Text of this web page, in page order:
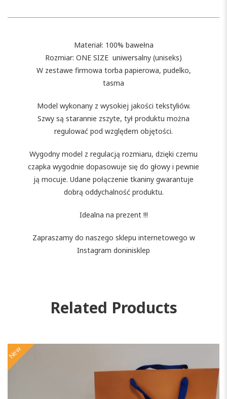
Materiał: 100% bawełna
Rozmiar: ONE SIZE uniwersalny (uniseks)
W zestawe firmowa torba papierowa, pudelko,
tasma
Model wykonany z wysokiej jakości tekstyliów.
Szwy są starannie zszyte, tył produktu można
regulować pod względem objętości.
Wygodny model z regulacją rozmiaru, dzięki czemu
czapka wygodnie dopasowuje się do głowy i pewnie
ją mocuje. Udane połączenie tkaniny gwarantuje
dobrą oddychalność produktu.
Idealna na prezent !!!
Zapraszamy do naszego sklepu internetowego w
Instagram doninisklep
Related Products
New